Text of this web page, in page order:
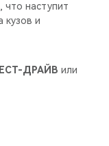
что наступит
кузов и
ДРАЙВ или